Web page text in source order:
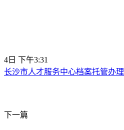
4日 下午3:31
长沙市人才服务中心档案托管办理
下一篇